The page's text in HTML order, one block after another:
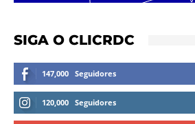
SIGA O CLICRDC
147,000 Seguidores
120,000 Seguidores